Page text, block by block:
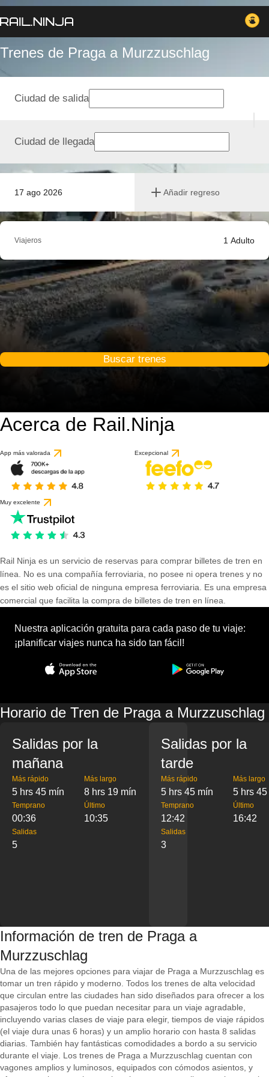
Trenes de Praga a Murzzuschlag
17 ago 2026 Añadir regreso
Ciudad de salida
Ciudad de llegada
Viajeros 1 Adulto
Buscar trenes
Acerca de Rail.Ninja
App más valorada Excepcional
Muy excelente
Rail Ninja es un servicio de reservas para comprar billetes de tren en
línea. No es una compañía ferroviaria, no posee ni opera trenes y no
es el sitio web oficial de ninguna empresa ferroviaria. Es una empresa
comercial que facilita la compra de billetes de tren en línea.
Nuestra aplicación gratuita para cada paso de tu viaje:
¡planificar viajes nunca ha sido tan fácil!
Horario de Tren de Praga a Murzzuschlag
Salidas por la
mañana
Más rápido
5 hrs 45 mín
Más largo
8 hrs 19 mín
Temprano
00:36
Último
10:35
Salidas
5
Salidas por la
tarde
Más rápido
5 hrs 45 mín
Más largo
5 hrs
Temprano
12:42
Último
16:42
Salidas
3
Información de tren de Praga a
Murzzuschlag
Una de las mejores opciones para viajar de Praga a Murzzuschlag es
tomar un tren rápido y moderno. Todos los trenes de alta velocidad
que circulan entre las ciudades han sido diseñados para ofrecer a los
pasajeros todo lo que puedan necesitar para un viaje agradable,
incluyendo varias clases de viaje para elegir, tiempos de viaje rápidos
(el viaje dura unas 6 horas) y un amplio horario con hasta 8 salidas
diarias. También hay fantásticas comodidades a bordo a su servicio
durante el viaje. Los trenes de Praga a Murzzuschlag cuentan con
vagones amplios y luminosos, equipados con cómodos asientos, y